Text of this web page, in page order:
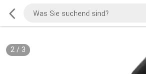
2/ 3